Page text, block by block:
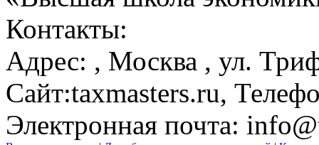
Контакты:
Адрес: , Москва , ул.
Сайт:taxmasters.ru,
Электронная почта: